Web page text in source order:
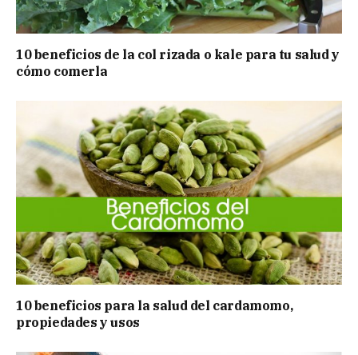
10 beneficios de la col rizada o kale para tu salud y
cómo comerla
10 beneficios para la salud del cardamomo,
propiedades y usos